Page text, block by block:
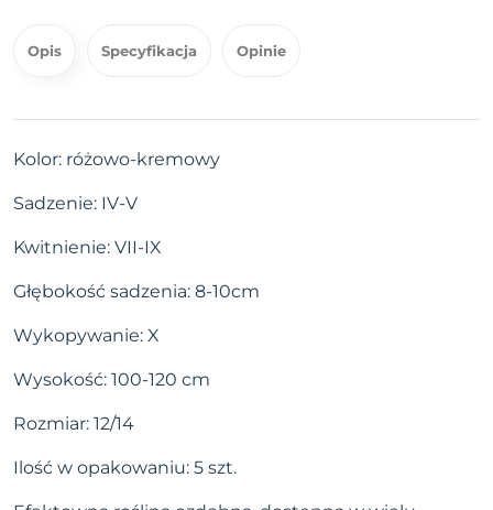
Opis Specyfikacja Opinie
Kolor: różowo-kremowy
Sadzenie: IV-V
Kwitnienie: VII-IX
Głębokość sadzenia: 8-10cm
Wykopywanie: X
Wysokość: 100-120 cm
Rozmiar: 12/14
Ilość w opakowaniu: 5 szt.